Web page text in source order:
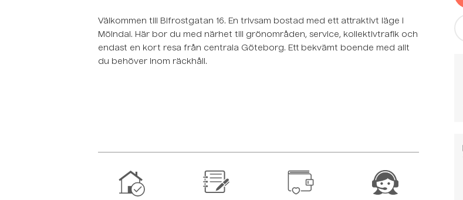
Välkommen till Bifrostgatan 16. En trivsam bostad med ett attraktivt läge i
Mölndal. Här bor du med närhet till grönområden, service, kollektivtrafik och
endast en kort resa från centrala Göteborg. Ett bekvämt boende med allt